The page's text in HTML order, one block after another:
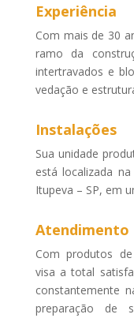
Experiência
Com mais de 30
ramo da
intertravados e
vedação e
Instalações
Sua unidade
está localizada
Itupeva – SP, em
Atendimento
Com produtos
visa a total
constantemente
preparação de